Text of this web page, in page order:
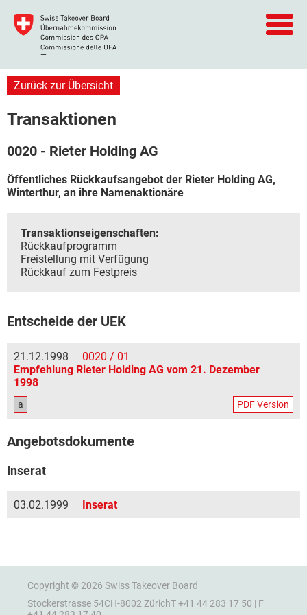
Zurück zur Übersicht
Transaktionen
0020 - Rieter Holding AG
Öffentliches Rückkaufsangebot der Rieter Holding AG,
Winterthur, an ihre Namenaktionäre
Transaktionseigenschaften:
Rückkaufprogramm
Freistellung mit Verfügung
Rückkauf zum Festpreis
Entscheide der UEK
21.12.1998
0020 / 01
Empfehlung Rieter Holding AG vom 21. Dezember
1998
a PDF Version
Angebotsdokumente
Inserat
03.02.1999 Inserat
Copyright © 2026 Swiss Takeover Board
Stockerstrasse 54CH-8002 ZürichT +41 44 283 17 50 | F